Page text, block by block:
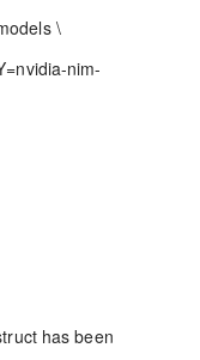
\
nim-
has been